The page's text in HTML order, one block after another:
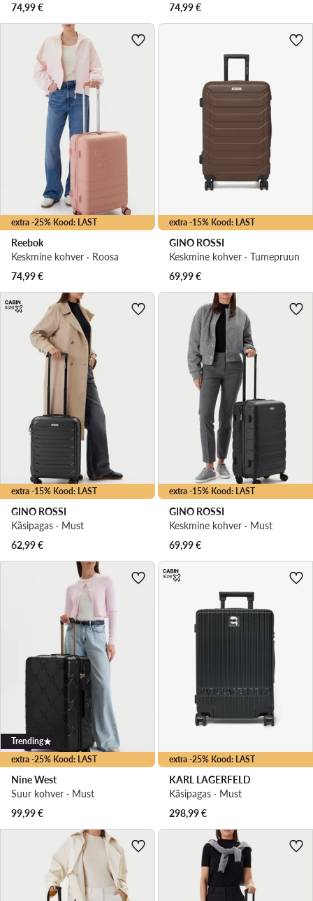
74,99€
74,99€
extra -25% Kood: LAST
Reebok
Keskmine kohver · Roosa
74,99€
extra -15% Kood: LAST
GINO ROSSI
Keskmine kohver · Tumepruun
69,99€
extra -15% Kood: LAST
GINO ROSSI
Käsipagas · Must
62,99€
extra -15% Kood: LAST
GINO ROSSI
Keskmine kohver · Must
69,99€
extra -25% Kood: LAST
Trending
Nine West
Suur kohver · Must
99,99€
extra -25% Kood: LAST
KARL LAGERFELD
Käsipagas · Must
298,99€